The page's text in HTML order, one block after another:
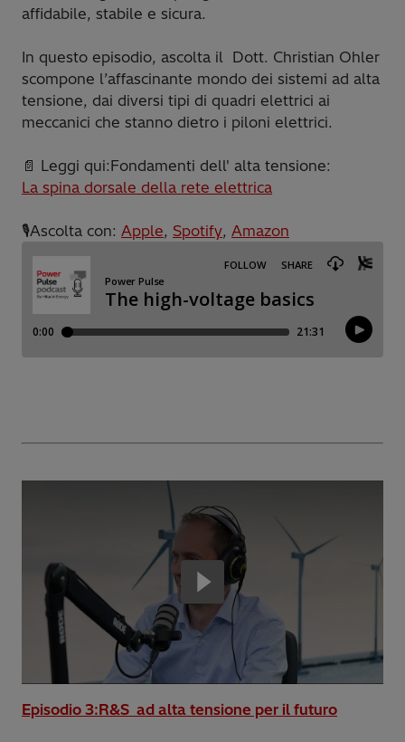
affidabile, stabile e sicura.
In questo episodio, ascolta il Dott. Christian Ohler
scompone l’affascinante mondo dei sistemi ad alta
tensione, dai diversi tipi di quadri elettrici ai
meccanici che stanno dietro i piloni elettrici.
📄 Leggi qui:Fondamenti dell' alta tensione:
La spina dorsale della rete elettrica
🎙️Ascolta con: Apple, Spotify, Amazon
Episodio 3:R&S ad alta tensione per il futuro